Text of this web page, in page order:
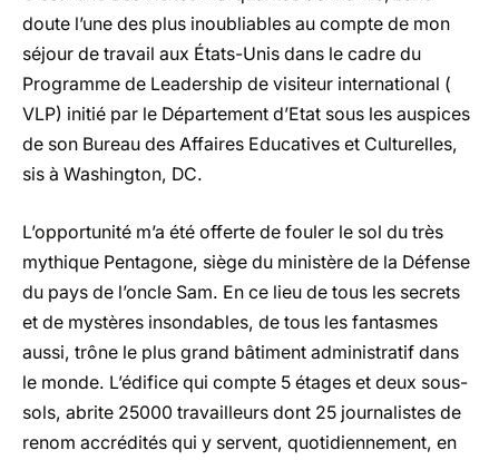
doute l’une des plus inoubliables au compte de mon
séjour de travail aux États-Unis dans le cadre du
Programme de Leadership de visiteur international (
VLP) initié par le Département d’Etat sous les auspices
de son Bureau des Affaires Educatives et Culturelles,
sis à Washington, DC.
L’opportunité m’a été offerte de fouler le sol du très
mythique Pentagone, siège du ministère de la Défense
du pays de l’oncle Sam. En ce lieu de tous les secrets
et de mystères insondables, de tous les fantasmes
aussi, trône le plus grand bâtiment administratif dans
le monde. L’édifice qui compte 5 étages et deux sous-
sols, abrite 25000 travailleurs dont 25 journalistes de
renom accrédités qui y servent, quotidiennement, en